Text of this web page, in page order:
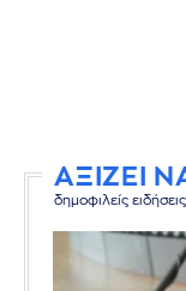
ΑΞΙΖΕΙ
δημοφιλείς